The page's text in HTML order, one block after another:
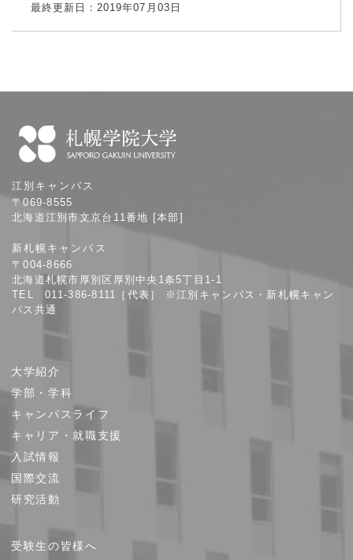
最終更新日：2019年07月03日
幌
学
大
学
江別キャンパス
〒069-8555
北海道江別市文京台11番地 [本部]
新札幌キャンパス
〒004-8666
北海道札幌市厚別区厚別中央1条5丁目1-1
TEL 011-386-8111［代表］ ※江別キャンパス・新札幌キャン
パス共通
ト
プ
大学紹介
学部・学科
キャンパスライフ
キャリア・就職支援
入試情報
国際交流
研究活動
受験生の皆様へ